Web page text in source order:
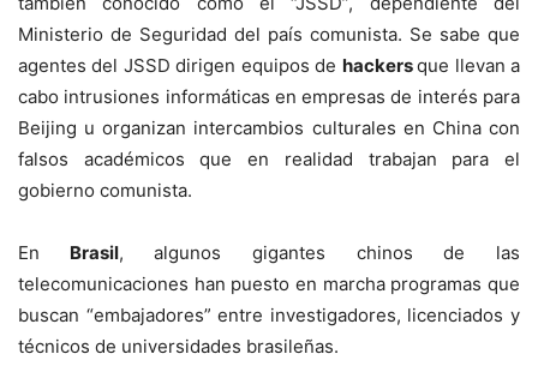
Ministerio de Seguridad del país comunista. Se sabe que
agentes del JSSD dirigen equipos de hackersque llevan a
cabo intrusiones informáticas en empresas de interés para
Beijing u organizan intercambios culturales en China con
falsos académicos que en realidad trabajan para el
gobierno comunista.
En Brasil, algunos gigantes chinos de las
telecomunicaciones han puesto en marcha programas que
buscan “embajadores” entre investigadores, licenciados y
técnicos de universidades brasileñas.